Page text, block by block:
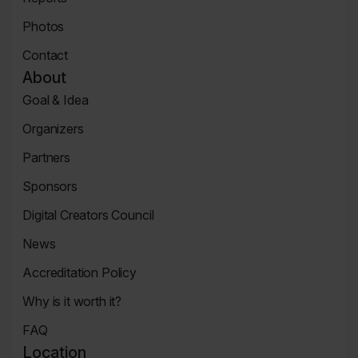
Page
Photos
Contact
Contact
Page
About
Goal & Idea
Page
Organizers
Page
Partners
Page
Sponsors
Page
Digital Creators Council
Digital
Council
News
Accreditation Policy
Policy
Why is it worth it?
It's
Worth
FAQ
FAQ
Location